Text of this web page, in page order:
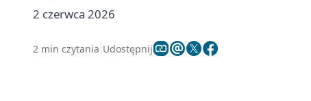
2 czerwca 2026
2 min czytania Udostępnij